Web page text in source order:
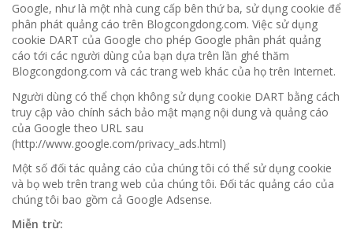
Google, như là một nhà cung cấp bên thứ ba, sử dụng cookie để
phân phát quảng cáo trên Blogcongdong.com. Việc sử dụng
cookie DART của Google cho phép Google phân phát quảng
cáo tới các người dùng của bạn dựa trên lần ghé thăm
Blogcongdong.com và các trang web khác của họ trên Internet.
Người dùng có thể chọn không sử dụng cookie DART bằng cách
truy cập vào chính sách bảo mật mạng nội dung và quảng cáo
của Google theo URL sau
(http://www.google.com/privacy_ads.html)
Một số đối tác quảng cáo của chúng tôi có thể sử dụng cookie
và bọ web trên trang web của chúng tôi. Đối tác quảng cáo của
chúng tôi bao gồm cả Google Adsense.
Miễn trừ: